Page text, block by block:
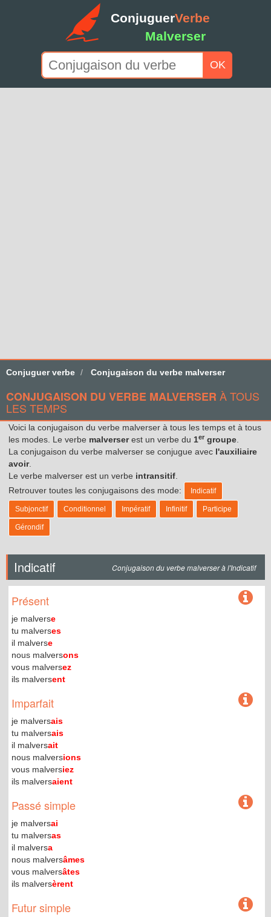
ConjuguerVerbe
Malverser
OK
Conjuguer verbe Conjugaison du verbe malverser
CONJUGAISON DU VERBE MALVERSER À TOUS
LES TEMPS
Voici la conjugaison du verbe malverser à tous les temps et à tous
les modes. Le verbe malverserest un verbe du 1er groupe
La conjugaison du verbe malverser se conjugue avec l'auxiliaire
avoir.
Le verbe malverser est un verbe intransitif
Retrouver toutes les conjugaisons des mode:
Indicatif
Subjonctif Conditionnel Impératif Infinitif Participe
Gérondif
Indicatif Conjugaison du verbe malverser à l'Indicatif
Présent
je malverse
tu malverses
il malverse
nous malversons
vous malversez
ils malversent
Imparfait
je malversais
tu malversais
il malversait
nous malversions
vous malversiez
ils malversaient
Passé simple
je malversai
tu malversas
il malversa
nous malversâmes
vous malversâtes
ils malversèrent
Futur simple